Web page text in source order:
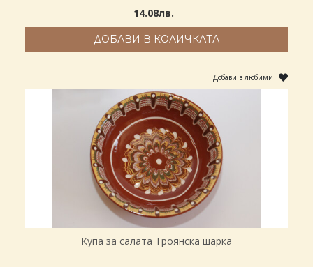
14.08лв.
ДОБАВИ В КОЛИЧКАТА
Добави в любими
Купа за салата Троянска шарка